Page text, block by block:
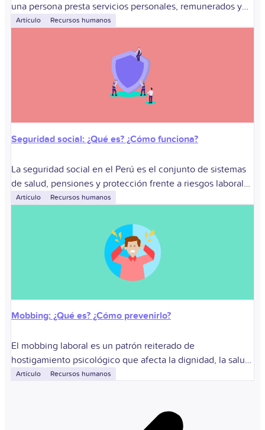
una persona presta servicios personales, remunerados y
subordinados para un empleador. Sirve para determinar las
Artículo Recursos humanos
Seguridad social: ¿Qué es? ¿Cómo funciona?
La seguridad social en el Perú es el conjunto de sistemas
de salud, pensiones y protección frente a riesgos laborales
que ampara a los trabajadores y, en determinados casos, a
Artículo Recursos humanos
Mobbing: ¿Qué es? ¿Cómo prevenirlo?
El mobbing laboral es un patrón reiterado de
hostigamiento psicológico que afecta la dignidad, la salud
o la estabilidad de una persona dentro del trabajo.
Artículo Recursos humanos